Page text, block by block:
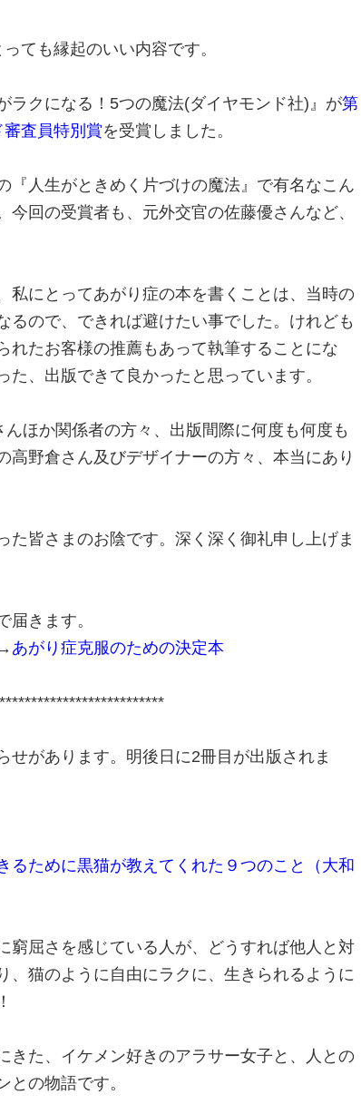
ても縁起のいい内容です。
ラクになる！5つの魔法(ダイヤモンド社)』が第
査員特別賞を受賞しました。
『人生がときめく片づけの魔法』で有名なこん
今回の受賞者も、元外交官の佐藤優さんなど、
私にとってあがり症の本を書くことは、当時の
るので、できれば避けたい事でした。けれども
れたお客様の推薦もあって執筆することにな
た、出版できて良かったと思っています。
ほか関係者の方々、出版間際に何度も何度も
高野倉さん及びデザイナーの方々、本当にあり
た皆さまのお陰です。深く深く御礼申し上げま
届きます。
あがり症克服のための決定本
せがあります。明後日に2冊目が出版されま
るために黒猫が教えてくれた９つのこと（大和
窮屈さを感じている人が、どうすれば他人と対
、猫のように自由にラクに、生きられるように
きた、イケメン好きのアラサー女子と、人との
との物語です。